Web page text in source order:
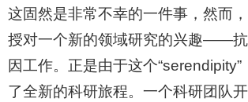
这固然是非常不幸的一件事，然而
授对一个新的领域研究的兴趣――
因工作。正是由于这个“serendipity”
了全新的科研旅程。一个科研团队